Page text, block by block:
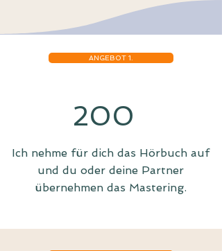
ANGEBOT 1.
200
Ich nehme für dich das Hörbuch auf
und du oder deine Partner
übernehmen das Mastering.